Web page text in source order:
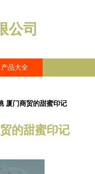
公司
产品大全
厦门商贸的甜蜜印记
的甜蜜印记